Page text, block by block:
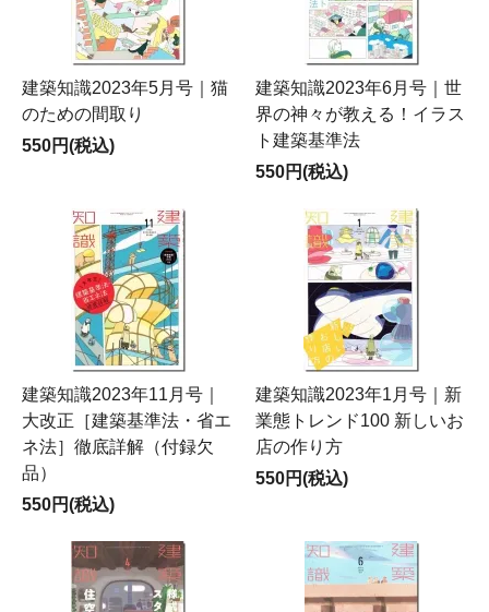
建築知識2023年5月号｜猫
のための間取り
550円(税込)
建築知識2023年6月号｜世
界の神々が教える！イラス
ト建築基準法
550円(税込)
建築知識2023年11月号｜
大改正［建築基準法・省エ
ネ法］徹底詳解（付録欠
品）
550円(税込)
建築知識2023年1月号｜新
業態トレンド100 新しいお
店の作り方
550円(税込)